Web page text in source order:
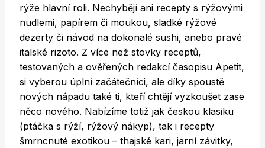
Toprecepty.cz
rýže hlavní roli. Nechybějí ani recepty s rýžovými
nudlemi, papírem či moukou, sladké rýžové
dezerty či návod na dokonalé sushi, anebo pravé
italské rizoto. Z více než stovky receptů,
testovaných a ověřených redakcí časopisu Apetit,
si vyberou úplní začátečníci, ale díky spoustě
nových nápadu také ti, kteří chtějí vyzkoušet zase
něco nového. Nabízíme totiž jak českou klasiku
(ptáčka s rýží, rýžový nákyp), tak i recepty
šmrncnuté exotikou – thajské kari, jarní závitky,